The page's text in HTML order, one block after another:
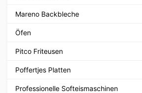
Mareno Backbleche
Öfen
Pitco Friteusen
Poffertjes Platten
Professionelle Softeismaschinen